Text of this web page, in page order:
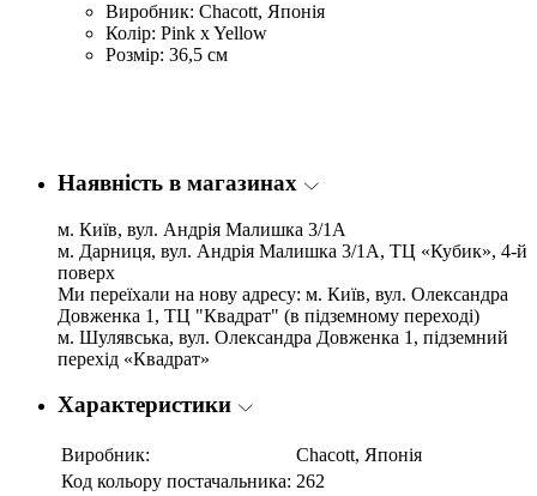
Виробник: Chacott, Японія
Колір: Pink x Yellow
Розмір: 36,5 см
Наявність в магазинах
м. Київ, вул. Андрія Малишка 3/1А
м. Дарниця, вул. Андрія Малишка 3/1А, ТЦ «Кубик», 4-й
поверх
Ми переїхали на нову адресу: м. Київ, вул. Олександра
Довженка 1, ТЦ "Квадрат" (в підземному переході)
м. Шулявська, вул. Олександра Довженка 1, підземний
перехід «Квадрат»
Характеристики
Виробник:
Chacott, Японія
Код кольору постачальника: 262